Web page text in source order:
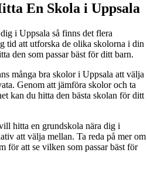
En Skola i Uppsala
i Uppsala så finns det flera
tid att utforska de olika skolorna i din
den som passar bäst för ditt barn.
många bra skolor i Uppsala att välja
Genom att jämföra skolor och ta
kan du hitta den bästa skolan för ditt
hitta en grundskola nära dig i
att välja mellan. Ta reda på mer om
för att se vilken som passar bäst för